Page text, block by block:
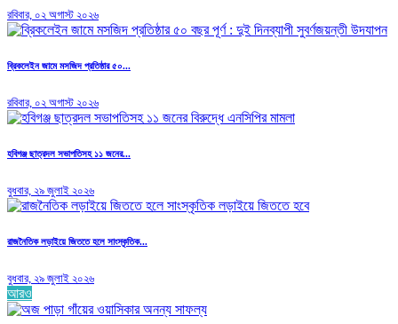
রবিবার, ০২ অগাস্ট ২০২৬
ব্রিকলেইন জামে মসজিদ প্রতিষ্ঠার ৫০...
রবিবার, ০২ অগাস্ট ২০২৬
হবিগঞ্জ ছাত্রদল সভাপতিসহ ১১ জনের...
বুধবার, ২৯ জুলাই ২০২৬
রাজনৈতিক লড়াইয়ে জিততে হলে সাংস্কৃতিক...
বুধবার, ২৯ জুলাই ২০২৬
আরও